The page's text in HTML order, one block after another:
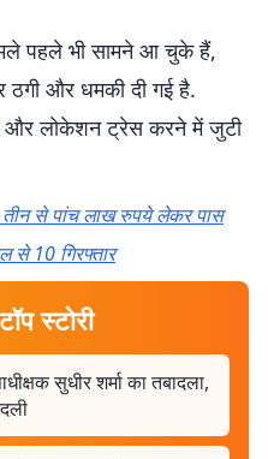
पहले भी सामने आ चुके हैं,
ठगी और धमकी दी गई है.
और लोकेशन ट्रेस करने में जुटी
तीन से पांच लाख रुपये लेकर पास
से 10 गिरफ्तार
स्टोरी
सुधीर शर्मा का तबादला,